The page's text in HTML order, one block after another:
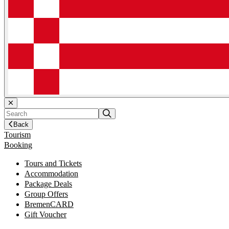
Back
Tourism
Booking
Tours and Tickets
Accommodation
Package Deals
Group Offers
BremenCARD
Gift Voucher